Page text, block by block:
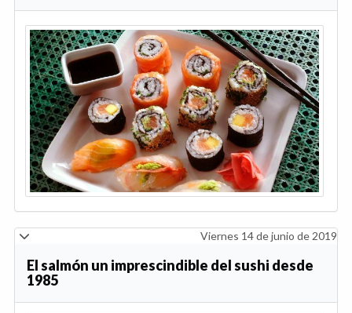
Viernes 14 de junio de 2019
El salmón un imprescindible del sushi desde
1985